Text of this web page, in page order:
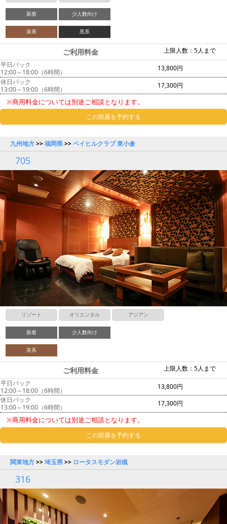
新着 少人数向け
茶系 黒系
上限人数：5人まで
ご利用料金
平日パック
12:00～18:00（6時間）
13,800円
休日パック
13:00～19:00（6時間）
17,300円
※商用料金については別途ご相談となります。
この部屋を予約する
九州地方>>福岡県>>ベイヒルクラブ 東小倉
705
リゾート オリエンタル アジアン
新着 少人数向け
茶系
上限人数：5人まで
ご利用料金
平日パック
12:00～18:00（6時間）
13,800円
休日パック
13:00～19:00（6時間）
17,300円
※商用料金については別途ご相談となります。
この部屋を予約する
関東地方>>埼玉県>> ロータスモダン岩槻
316